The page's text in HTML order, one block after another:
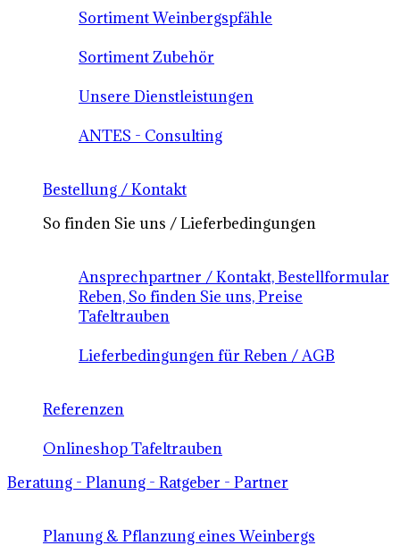
Sortiment Weinbergspfähle
Sortiment Zubehör
Unsere Dienstleistungen
ANTES - Consulting
Bestellung / Kontakt
So finden Sie uns / Lieferbedingungen
Ansprechpartner / Kontakt, Bestellformular
Reben, So finden Sie uns, Preise
Tafeltrauben
Lieferbedingungen für Reben / AGB
Referenzen
Onlineshop Tafeltrauben
Beratung - Planung - Ratgeber - Partner
Planung & Pflanzung eines Weinbergs